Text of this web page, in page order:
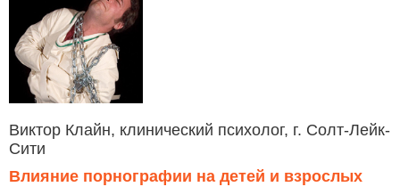
Виктор Клайн, клинический психолог, г. Солт-Лейк-
Сити
Влияние порнографии на детей и взрослых